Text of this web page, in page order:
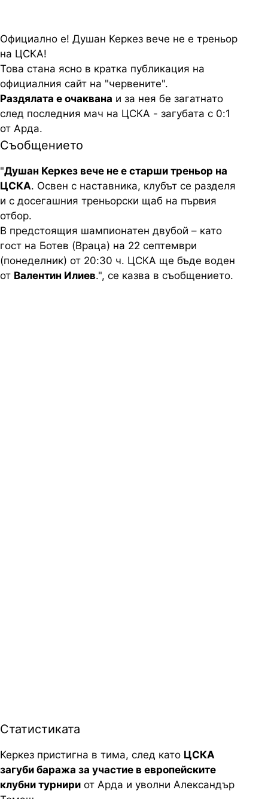
Официално е! Душан Керкез вече не е треньор
на ЦСКА!
Това стана ясно в кратка публикация на
официалния сайт на "червените".
Раздялата е очаквана и за нея бе загатнато
след последния мач на ЦСКА - загубата с 0:1
от Арда.
Съобщението
"Душан Керкез вече не е старши треньор на
ЦСКА. Освен с наставника, клубът се разделя
и с досегашния треньорски щаб на първия
отбор.
В предстоящия шампионатен двубой – като
гост на Ботев (Враца) на 22 септември
(понеделник) от 20:30 ч. ЦСКА ще бъде воден
от Валентин Илиев.", се казва в съобщението.
Статистиката
Керкез пристигна в тима, след като ЦСКА
загуби баража за участие в европейските
клубни турнири от Арда и уволни Александър